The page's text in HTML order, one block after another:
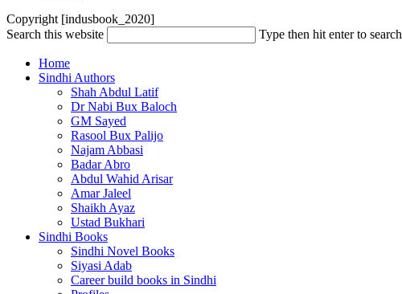
Copyright [indusbook_2020]
Search this website
Type then hit enter to search
Home
Sindhi Authors
Shah Abdul Latif
Dr Nabi Bux Baloch
GM Sayed
Rasool Bux Palijo
Najam Abbasi
Badar Abro
Abdul Wahid Arisar
Amar Jaleel
Shaikh Ayaz
Ustad Bukhari
Sindhi Books
Sindhi Novel Books
Siyasi Adab
Career build books in Sindhi